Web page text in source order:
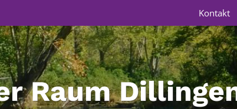
Raum
Kontakt